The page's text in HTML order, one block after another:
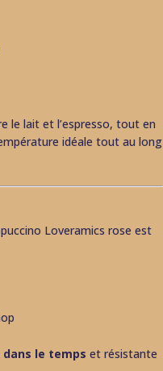
le lait et l’espresso, tout en
idéale tout au long
Loveramics rose est
dans le temps et résistante